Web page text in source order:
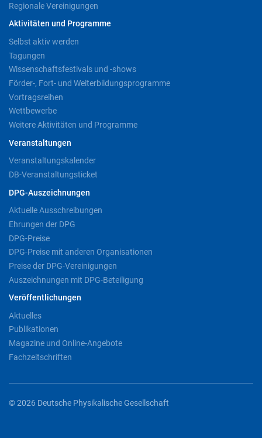
Regionale Vereinigungen
Aktivitäten und Programme
Selbst aktiv werden
Tagungen
Wissenschaftsfestivals und -shows
Förder-, Fort- und Weiterbildungsprogramme
Vortragsreihen
Wettbewerbe
Weitere Aktivitäten und Programme
Veranstaltungen
Veranstaltungskalender
DB-Veranstaltungsticket
DPG-Auszeichnungen
Aktuelle Ausschreibungen
Ehrungen der DPG
DPG-Preise
DPG-Preise mit anderen Organisationen
Preise der DPG-Vereinigungen
Auszeichnungen mit DPG-Beteiligung
Veröffentlichungen
Aktuelles
Publikationen
Magazine und Online-Angebote
Fachzeitschriften
© 2026 Deutsche Physikalische Gesellschaft